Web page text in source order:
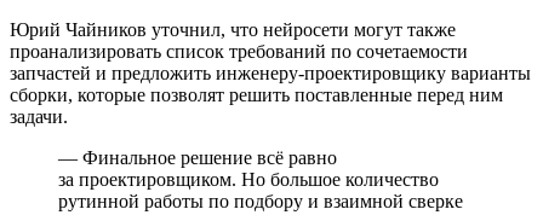
Юрий Чайников уточнил, что нейросети могут также
проанализировать список требований по сочетаемости
запчастей и предложить инженеру-проектировщику варианты
сборки, которые позволят решить поставленные перед ним
задачи.
— Финальное решение всё равно
за проектировщиком. Но большое количество
рутинной работы по подбору и взаимной сверке